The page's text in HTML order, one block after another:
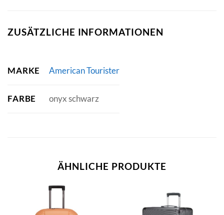
ZUSÄTZLICHE INFORMATIONEN
MARKE American Tourister
FARBE onyx schwarz
ÄHNLICHE PRODUKTE